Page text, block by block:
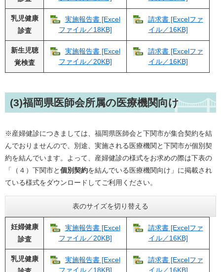
乳児健康
診査
実施報告書 [Excel
ファイル／18KB]
請求書 [Excelファ
イル／16KB]
新生児聴
覚検査
実施報告書 [Excel
ファイル／20KB]
請求書 [Excelファ
イル／16KB]
(3)福岡県医師会所属の医療機関向け
※産婦健診につきましては、福岡県医師会と下関市が集合契約を結
んでおりませんので、別途、実施される医療機関と下関市が個別契
約を結んでいます。よって、産婦健診の様式をお求めの際は下表の
「（４）下関市と個別契約を結んでいる医療機関向け」に掲載され
ている様式をダウンロードしてご利用ください。
表のサイズを切り替える
妊婦健康
診査
実施報告書 [Excel
ファイル／20KB]
請求書 [Excelファ
イル／16KB]
乳児健康
実施報告書 [Excel
ファイル／18KB]
請求書 [Excelファ
イル／16KB]